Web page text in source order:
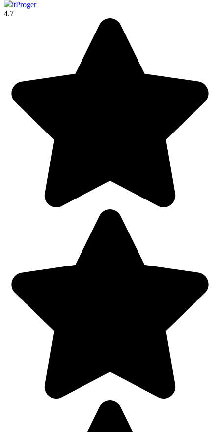
itProger
4.7